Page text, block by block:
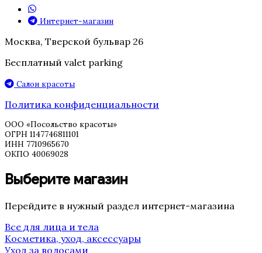
Интернет-магазин
Москва, Тверской бульвар 26
Бесплатный valet parking
Салон красоты
Политика конфиденциальности
ООО «Посольство красоты»
ОГРН 1147746811101
ИНН 7710965670
ОКПО 40069028
Выберите магазин
Перейдите в нужный раздел интернет-магазина
Все для лица и тела
Косметика, уход, аксессуары
Уход за волосами